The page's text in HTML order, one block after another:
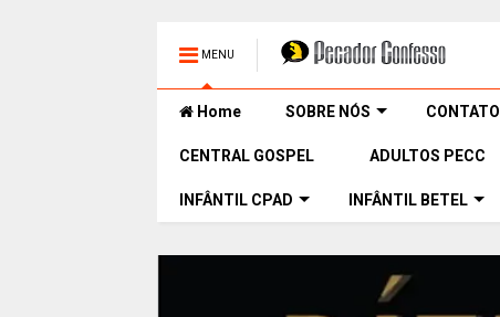
MENU
Home SOBRE NÓS CONTATO
CENTRAL GOSPEL ADULTOS PECC
INFÂNTIL CPAD INFÂNTIL BETEL